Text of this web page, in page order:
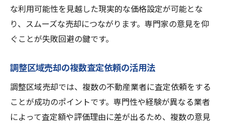
な利用可能性を見越した現実的な価格設定が可能とな
り、スムーズな売却につながります。専門家の意見を仰
ぐことが失敗回避の鍵です。
調整区域売却の複数査定依頼の活用法
調整区域売却では、複数の不動産業者に査定依頼をする
ことが成功のポイントです。専門性や経験が異なる業者
によって査定額や評価理由に差が出るため、複数の意見